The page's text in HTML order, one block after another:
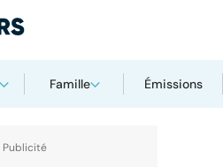
Famille Émissions